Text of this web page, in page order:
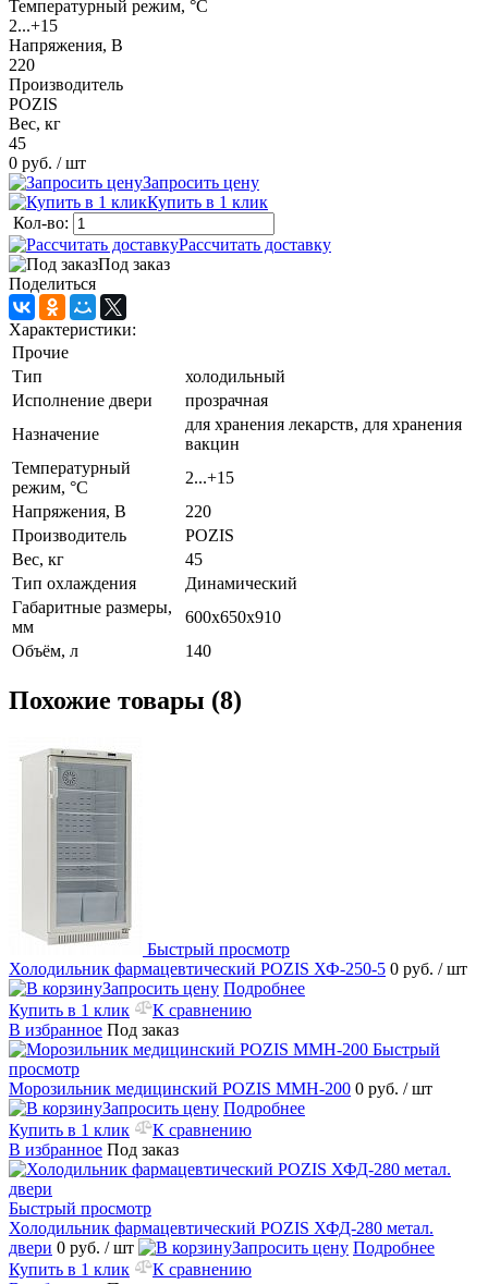
Температурный режим, °C
2...+15
Напряжения, В
220
Производитель
POZIS
Вес, кг
45
0 руб. / шт
Запросить цену
Купить в 1 клик
Кол-во:
Рассчитать доставку
Под заказ
Поделиться
Характеристики:
Прочие
Тип
холодильный
Исполнение двери
прозрачная
Назначение
для хранения лекарств, для хранения
вакцин
Температурный
режим, °C
2...+15
Напряжения, В
220
Производитель
POZIS
Вес, кг
45
Тип охлаждения
Динамический
Габаритные размеры,
мм
600х650х910
Объём, л
140
Похожие товары (8)
Быстрый просмотр
Холодильник фармацевтический POZIS ХФ-250-5 0 руб. / шт
Запросить цену Подробнее
Купить в 1 клик
К сравнению
В избранное Под заказ
Быстрый
просмотр
Морозильник медицинский POZIS ММН-200 0 руб. / шт
Запросить цену Подробнее
Купить в 1 клик
К сравнению
В избранное Под заказ
Быстрый просмотр
Холодильник фармацевтический POZIS ХФД-280 метал.
двери 0 руб. / шт Запросить цену Подробнее
Купить в 1 клик
К сравнению